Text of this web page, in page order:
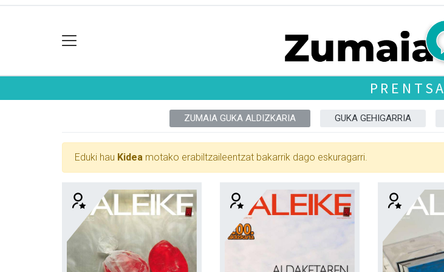
PRENTSA
ZUMAIA GUKA ALDIZKARIA GUKA GEHIGARRIA
Eduki hau Kidea motako erabiltzaileentzat bakarrik dago eskuragarri.